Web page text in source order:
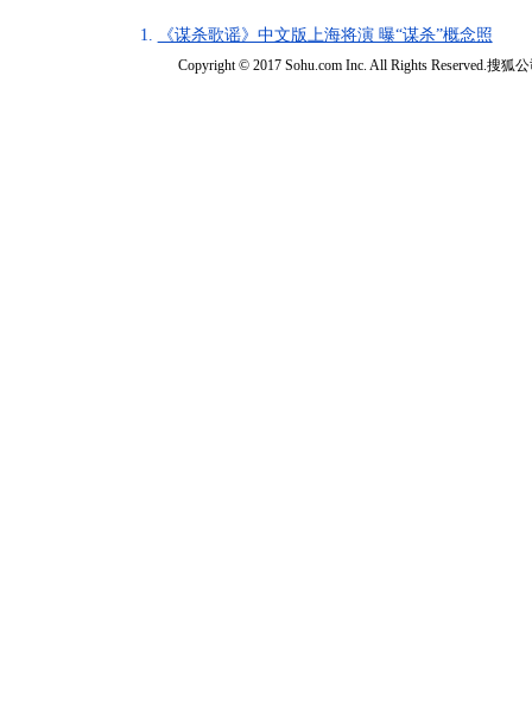
1. 《谋杀歌谣》中文版上海将演 曝“谋杀”概念照
Copyright © 2017 Sohu.com Inc. All Rights Reserved.搜狐